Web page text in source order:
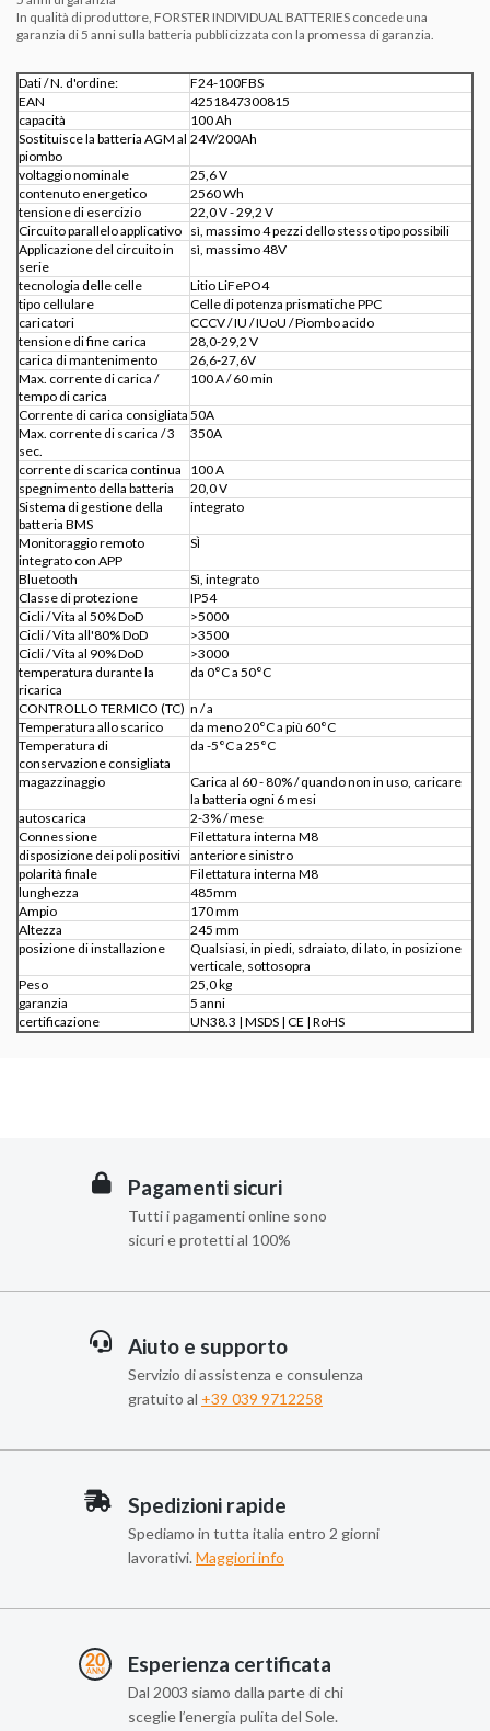
In qualità di produttore, FORSTER INDIVIDUAL BATTERIES concede una
garanzia di 5 anni sulla batteria pubblicizzata con la promessa di garanzia.
Dati / N. d'ordine:
F24-100FBS
EAN
4251847300815
capacità
100 Ah
Sostituisce la batteria AGM al
piombo
24V/200Ah
voltaggio nominale
25,6 V
contenuto energetico
2560 Wh
tensione di esercizio
22,0 V - 29,2 V
Circuito parallelo applicativo sì, massimo 4 pezzi dello stesso tipo possibili
Applicazione del circuito in
serie
sì, massimo 48V
tecnologia delle celle
Litio LiFePO4
tipo cellulare
Celle di potenza prismatiche PPC
caricatori
CCCV / IU / IUoU / Piombo acido
tensione di fine carica
28,0-29,2 V
carica di mantenimento
26,6-27,6V
Max. corrente di carica /
tempo di carica
100 A / 60 min
Corrente di carica consigliata 50A
Max. corrente di scarica / 3
sec.
350A
corrente di scarica continua
100 A
spegnimento della batteria
20,0 V
Sistema di gestione della
batteria BMS
integrato
Monitoraggio remoto
integrato con APP
SÌ
Bluetooth
Sì, integrato
Classe di protezione
IP54
Cicli / Vita al 50% DoD
>5000
Cicli / Vita all'80% DoD
>3500
Cicli / Vita al 90% DoD
>3000
temperatura durante la
ricarica
da 0°C a 50°C
CONTROLLO TERMICO (TC) n / a
Temperatura allo scarico
da meno 20°C a più 60°C
Temperatura di
conservazione consigliata
da -5°C a 25°C
magazzinaggio
Carica al 60 - 80% / quando non in uso, caricare
la batteria ogni 6 mesi
autoscarica
2-3% / mese
Connessione
Filettatura interna M8
disposizione dei poli positivi anteriore sinistro
polarità finale
Filettatura interna M8
lunghezza
485mm
Ampio
170 mm
Altezza
245 mm
posizione di installazione
Qualsiasi, in piedi, sdraiato, di lato, in posizione
verticale, sottosopra
Peso
25,0 kg
garanzia
5 anni
certificazione
UN38.3 | MSDS | CE | RoHS
Pagamenti sicuri
Tutti i pagamenti online sono
sicuri e protetti al 100%
Aiuto e supporto
Servizio di assistenza e consulenza
gratuito al +39 039 9712258
Spedizioni rapide
Spediamo in tutta italia entro 2 giorni
lavorativi.Maggiori info
Esperienza certificata
Dal 2003 siamo dalla parte di chi
sceglie l’energia pulita del Sole.